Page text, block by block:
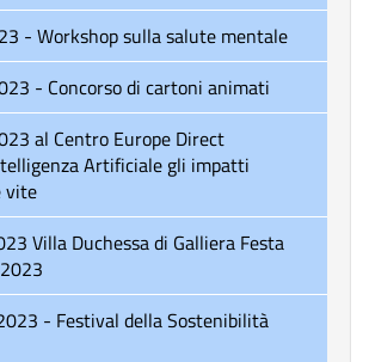
- Workshop sulla salute mentale
- Concorso di cartoni animati
Artificiale gli impatti
vite